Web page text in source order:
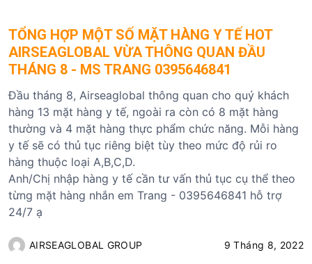
TỔNG HỢP MỘT SỐ MẶT HÀNG Y TẾ HOT
AIRSEAGLOBAL VỪA THÔNG QUAN ĐẦU
THÁNG 8 - MS TRANG 0395646841
Đầu tháng 8, Airseaglobal thông quan cho quý khách
hàng 13 mặt hàng y tế, ngoài ra còn có 8 mặt hàng
thường và 4 mặt hàng thực phẩm chức năng. Mỗi hàng
y tế sẽ có thủ tục riêng biệt tùy theo mức độ rủi ro
hàng thuộc loại A,B,C,D.
Anh/Chị nhập hàng y tế cần tư vấn thủ tục cụ thể theo
từng mặt hàng nhắn em Trang - 0395646841 hỗ trợ
24/7 ạ
AIRSEAGLOBAL GROUP 9 Tháng 8, 2022